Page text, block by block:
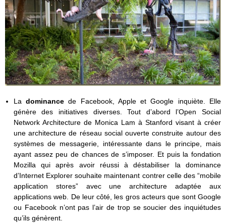
Ladominancede Facebook, Apple et Google inquiète. Elle
génère des initiatives diverses. Tout d’abord l’Open Social
Network Architecture de Monica Lam à Stanford visant à créer
une architecture de réseau social ouverte construite autour des
systèmes de messagerie, intéressante dans le principe, mais
ayant assez peu de chances de s’imposer. Et puis la fondation
Mozilla qui après avoir réussi à déstabiliser la dominance
d’Internet Explorer souhaite maintenant contrer celle des “mobile
application stores” avec une architecture adaptée aux
applications web. De leur côté, les gros acteurs que sont Google
ou Facebook n’ont pas l’air de trop se soucier des inquiétudes
qu’ils génèrent.